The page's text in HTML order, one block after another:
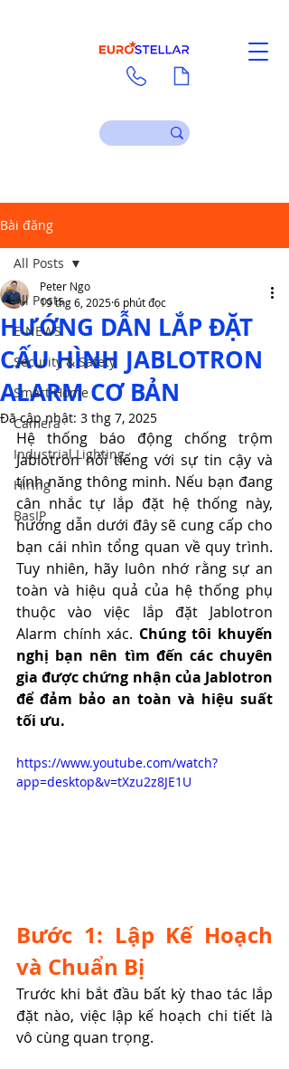
Bài đăng
All Posts
E-NEWS
Security & Safety
Smart Home
Camera
Industrial Lighting
Hiring
BasIP
All Posts
HƯỚNG DẪN LẮP ĐẶT
CẤU HÌNH JABLOTRON
ALARM CƠ BẢN
Peter Ngo
19 thg 6, 20256 phút đọc
Đã cập nhật: 3 thg 7, 2025
Hệ thống báo động chống trộm
Jablotron nổi tiếng với sự tin cậy và
tính năng thông minh. Nếu bạn đang
cân nhắc tự lắp đặt hệ thống này,
hướng dẫn dưới đây sẽ cung cấp cho
bạn cái nhìn tổng quan về quy trình.
Tuy nhiên, hãy luôn nhớ rằng sự an
toàn và hiệu quả của hệ thống phụ
thuộc vào việc lắp đặt Jablotron
Alarm chính xác. Chúng tôi khuyến
nghị bạn nên tìm đến các chuyên
gia được chứng nhận của Jablotron
để đảm bảo an toàn và hiệu suất
tối ưu.
https://www.youtube.com/watch?
app=desktop&v=tXzu2z8JE1U
Bước 1: Lập Kế Hoạch
và Chuẩn Bị
Trước khi bắt đầu bất kỳ thao tác lắp
đặt nào, việc lập kế hoạch chi tiết là
vô cùng quan trọng.